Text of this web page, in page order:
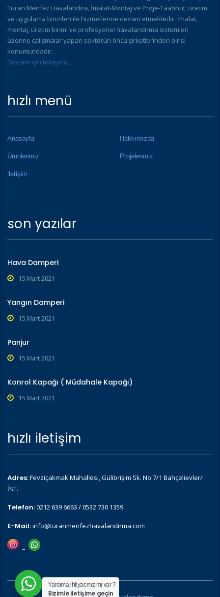
Turan Menfez Havalandıra, İmalat-Montaj ve Proje-Taahhüt, üretim
ve uygulama birimleri ile hizmetlerine devam etmektedir. İmalat,
montaj, üretim birimi ve profesyonel havalandırma sistemleri
üzerine çalışmalar yapan sektörün öncü şirketlerinden birisi
konumundadır.
Devamı için tıklayınız..
hızlı menü
Anasayfa Hakkımızda
Ürünlerimiz Projelerimiz
iletişim
son yazılar
Hava Damperi
15 Mart 2021
Yangın Damperi
15 Mart 2021
Panjur
15 Mart 2021
Konrol Kapağı ( Müdahale Kapağı)
15 Mart 2021
hızlı iletişim
Adres:Fevziçakmak Mahallesi, Gülibrişim Sk. No:7/1 Bahçelievler/
İST.
Telefon:0212 639 6663 / 0532 730 1359
E-Mail:info@turanmenfezhavalandirma.com
–
Yardıma ihtiyacınız mı var ?
Bizimle iletişime geçin